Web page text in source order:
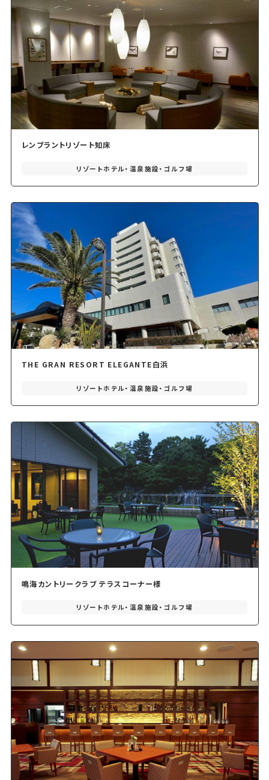
レンブラントリゾート知床
リゾートホテル・温泉施設・ゴルフ場
THE GRAN RESORT ELEGANTE白浜
リゾートホテル・温泉施設・ゴルフ場
鳴海カントリークラブ テラスコーナー様
リゾートホテル・温泉施設・ゴルフ場